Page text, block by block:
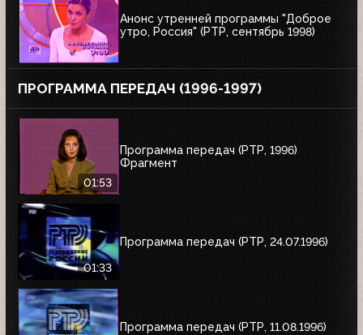
Анонс утренней программы "Доброе
утро, Россия" (РТР, сентябрь 1998)
ПРОГРАММА ПЕРЕДАЧ (1996-1997)
01:53
Программа передач (РТР, 1996)
Фрагмент
01:33
Программа передач (РТР, 24.07.1996)
Программа передач (РТР, 11.08.1996)